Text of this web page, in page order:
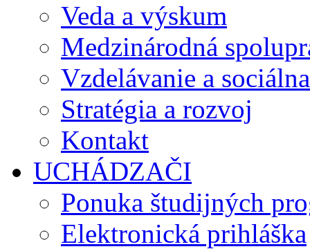
Veda a výskum
Medzinárodná
Vzdelávanie a
Stratégia a rozvoj
Kontakt
UCHÁDZAČI
Ponuka študijných
Elektronická prihláška